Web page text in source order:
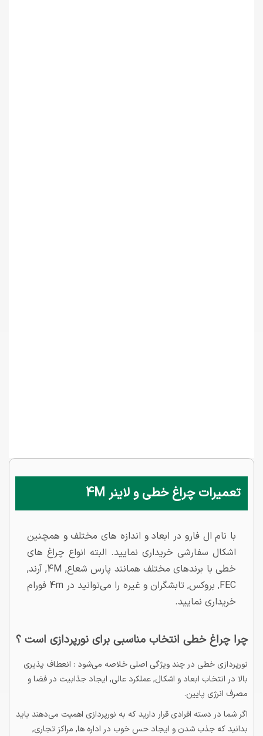
تعمیرات چراغ خطی و لاینر 4M
با نام ال فارو در ابعاد و اندازه های مختلف و همچنین
اشکال سفارشی خریداری نمایید. البته انواع چراغ های
خطی با برندهای مختلف همانند پارس شعاع, 4M, آرند,
FEC, بروکس, تابشگران و غیره را می‌توانید در 4m فورام
خریداری نمایید.
چرا چراغ خطی انتخاب مناسبی برای نورپردازی است ؟
نورپردازی خطی در چند ویژگی اصلی خلاصه می‌شود : انعطاف پذیری
بالا در انتخاب ابعاد و اشکال, عملکرد عالی, ایجاد جذابیت در فضا و
مصرف انرژی پایین.
اگر شما در دسته افرادی قرار دارید که به نورپردازی اهمیت می‌دهند باید
بدانید که جذب شدن و ایجاد حس خوب در اداره ها, مراکز تجاری,